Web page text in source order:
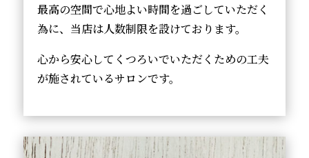
最高の空間で心地よい時間を過ごしていただく
為に、当店は人数制限を設けております。
心から安心してくつろいでいただくための工夫
が施されているサロンです。